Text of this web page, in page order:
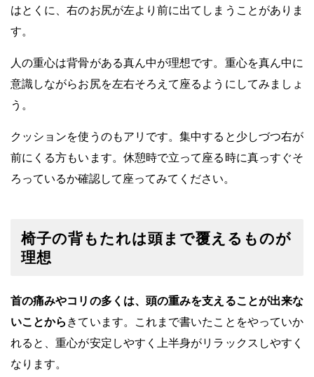
はとくに、右のお尻が左より前に出てしまうことがありま
す。
人の重心は背骨がある真ん中が理想です。重心を真ん中に
意識しながらお尻を左右そろえて座るようにしてみましょ
う。
クッションを使うのもアリです。集中すると少しづつ右が
前にくる方もいます。休憩時で立って座る時に真っすぐそ
ろっているか確認して座ってみてください。
椅子の背もたれは頭まで覆えるものが
理想
首の痛みやコリの多くは、頭の重みを支えることが出来な
いことから きています。これまで書いたことをやっていか
れると、重心が安定しやすく上半身がリラックスしやすく
なります。